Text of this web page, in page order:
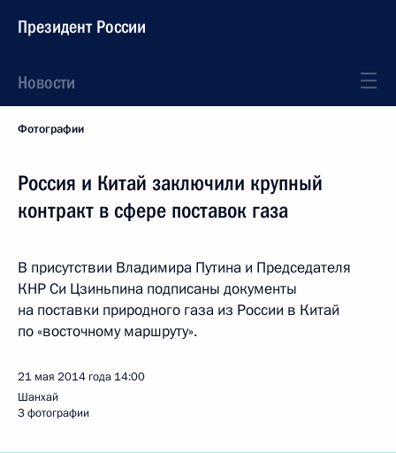
Президент России
Новости
Фотографии
Россия и Китай заключили крупный
контракт в сфере поставок газа
В присутствии Владимира Путина и Председателя
КНР Си Цзиньпина подписаны документы
на поставки природного газа из России в Китай
по «восточному маршруту».
21 мая 2014 года 14:00
Шанхай
3 фотографии